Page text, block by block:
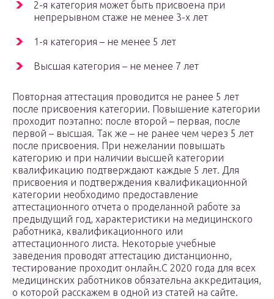
2-я категория может быть присвоена при
непрерывном стаже не менее 3-х лет
1-я категория – не менее 5 лет
Высшая категория – не менее 7 лет
Повторная аттестация проводится не ранее 5 лет
после присвоения категории. Повышение категории
проходит поэтапно: после второй – первая, после
первой – высшая. Так же – не ранее чем через 5 лет
после присвоения. При нежелании повышать
категорию и при наличии высшей категории
квалификацию подтверждают каждые 5 лет. Для
присвоения и подтверждения квалификационной
категории необходимо предоставление
аттестационного отчета о проделанной работе за
предыдущий год, характеристики на медицинского
работника, квалификационного или
аттестационного листа. Некоторые учебные
заведения проводят аттестацию дистанционно,
тестирование проходит онлайн.С 2020 года для всех
медицинских работников обязательна аккредитация,
о которой расскажем в одной из статей на сайте.